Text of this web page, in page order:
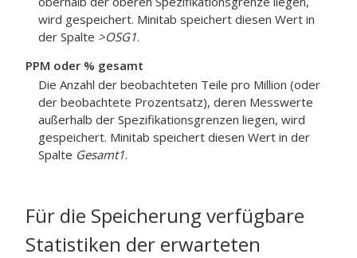
wird gespeichert. Minitab speichert diesen Wert in
der Spalte >OSG1.
PPM oder % gesamt
Die Anzahl der beobachteten Teile pro Million (oder
der beobachtete Prozentsatz), deren Messwerte
außerhalb der Spezifikationsgrenzen liegen, wird
gespeichert. Minitab speichert diesen Wert in der
Spalte Gesamt1.
Für die Speicherung verfügbare
Statistiken der erwarteten